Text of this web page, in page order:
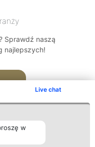
Live chat
w
Sprawdź naszą
najlepszych!